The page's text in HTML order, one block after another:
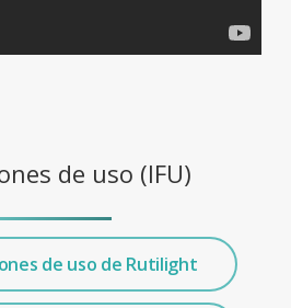
de uso (IFU)
de uso de Rutilight